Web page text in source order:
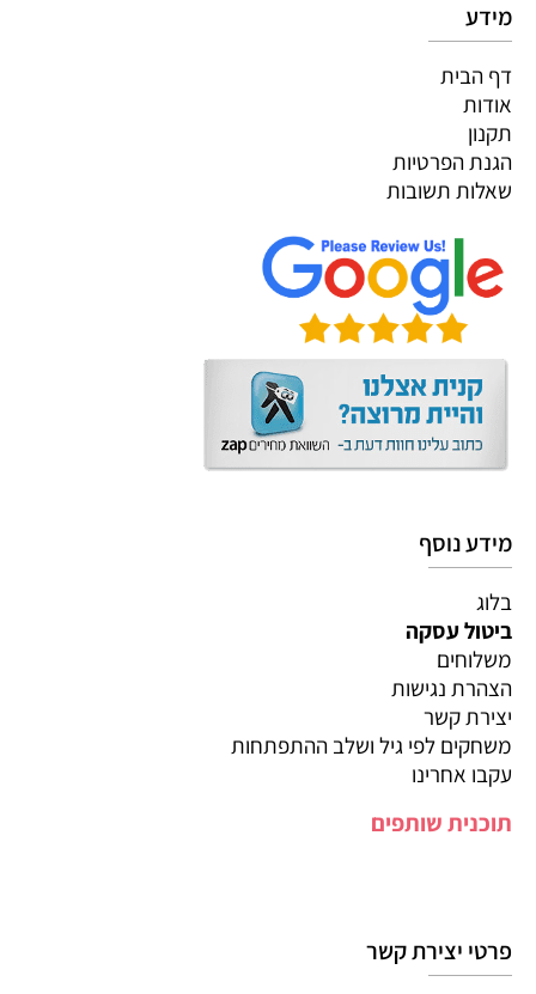
מידע
דף הבית
אודות
תקנון
הגנת הפרטיות
שאלות תשובות
מידע נוסף
בלוג
ביטול עסקה
משלוחים
הצהרת נגישות
יצירת קשר
משחקים לפי גיל ושלב ההתפתחות
עקבו אחרינו
תוכנית שותפים
פרטי יצירת קשר